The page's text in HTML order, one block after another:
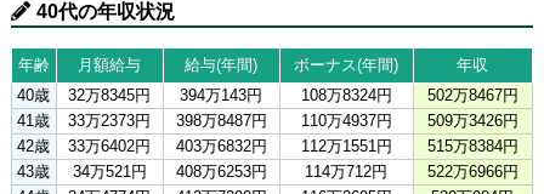
40代の年収状況
年齢 月額給与 給与(年間) ボーナス(年間)
年収
40歳
32万8345円 394万143円 108万8324円
502万8467円
41歳
33万2373円 398万8487円 110万4937円
509万3426円
42歳
33万6402円 403万6832円 112万1551円
515万8384円
43歳
34万521円 408万6253円 114万712円
522万6966円